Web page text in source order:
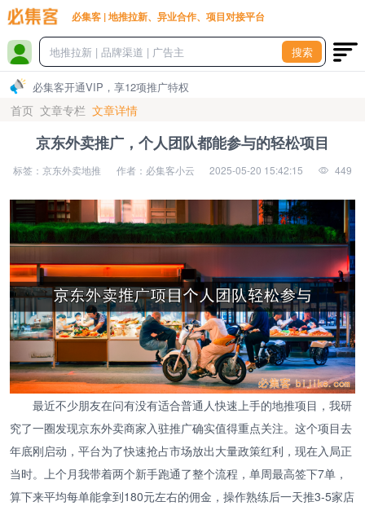
必集客 | 地推拉新、异业合作、项目对接平台
搜索
必集客开通VIP，享12项推广特权
首页 文章专栏 文章详情
京东外卖推广，个人团队都能参与的轻松项目
标签：京东外卖地推 作者：必集客小云 2025-05-20 15:42:15 449
最近不少朋友在问有没有适合普通人快速上手的地推项目，我研
究了一圈发现京东外卖商家入驻推广确实值得重点关注。这个项目去
年底刚启动，平台为了快速抢占市场放出大量政策红利，现在入局正
当时。上个月我带着两个新手跑通了整个流程，单周最高签下7单，
算下来平均每单能拿到180元左右的佣金，操作熟练后一天推3-5家店